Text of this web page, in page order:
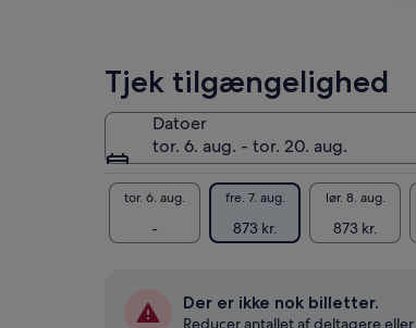
vælge
flere
voksne
Tjek tilgængelighed
Datoer
tor. 6. aug. - tor. 20. aug.
tor. 6. aug.
-
fre. 7. aug.
873 kr.
lør. 8. aug.
873 kr.
Der er ikke nok billetter.